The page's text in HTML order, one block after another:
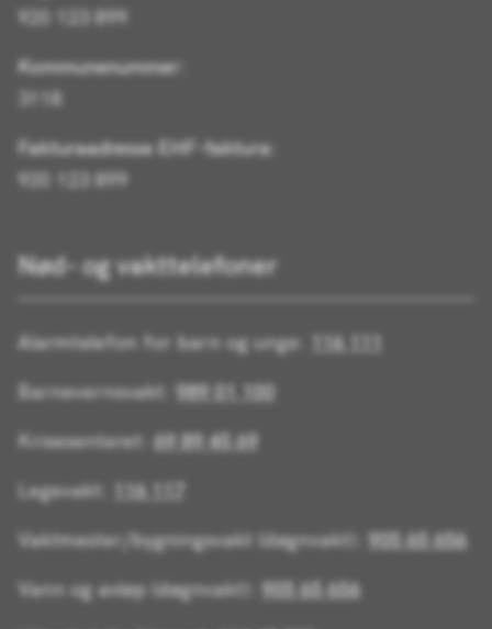
920 123 899
Kommunenummer:
3118
Fakturaadresse EHF-faktura:
920 123 899
Nød- og vakttelefoner
Alarmtelefon for barn og unge:
116 111
Barnevernsvakt: 989 01 100
Krisesenteret: 69 89 45 69
Legevakt:
116 117
Vaktmester/bygningsvakt (døgnvakt): 905 65 656
Vann og avløp (døgnvakt): 905 65 656